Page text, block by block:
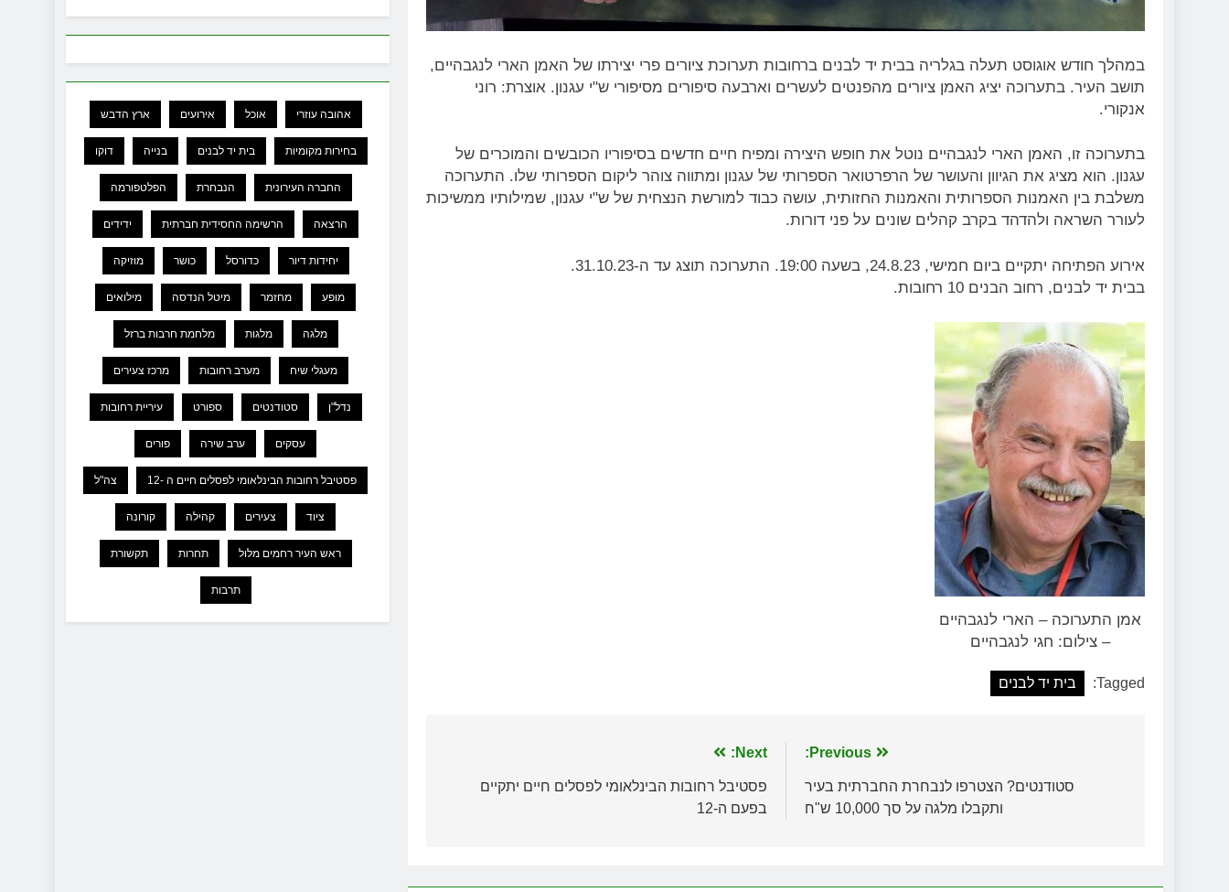
במהלך חודש אוגוסט תעלה בגלריה בבית יד לבנים ברחובות תערוכת ציורים פרי יצירתו של האמן הארי לנגבהיים,
תושב העיר. בתערוכה יציג האמן ציורים מהפנטים לעשרים וארבעה סיפורים מסיפורי ש"י עגנון. אוצרת: רוני
אנקורי.
בתערוכה זו, האמן הארי לנגבהיים נוטל את חופש היצירה ומפיח חיים חדשים בסיפוריו הכובשים והמוכרים של
עגנון. הוא מציג את הגיוון והעושר של הרפרטואר הספרותי של עגנון ומתווה צוהר ליקום הספרותי שלו. התערוכה
משלבת בין האמנות הספרותית והאמנות החזותית, עושה כבוד למורשת הנצחית של ש"י עגנון, שמילותיו ממשיכות
לעורר השראה ולהדהד בקרב קהלים שונים על פני דורות.
אירוע הפתיחה יתקיים ביום חמישי, 24.8.23, בשעה 19:00. התערוכה תוצג עד ה-31.10.23.
בבית יד לבנים, רחוב הבנים 10 רחובות.
אמן התערוכה – הארי לנגבהיים
– צילום: חגי לנגבהיים
Tagged: בית יד לבנים
Previous:
סטודנטים? הצטרפו לנבחרת החברתית בעיר
ותקבלו מלגה על סך 10,000 ש"ח
Next:
פסטיבל רחובות הבינלאומי לפסלים חיים יתקיים
בפעם ה-12
אהובה עוזרי אוכל אירועים ארץ הדבש
בחירות מקומיות בית יד לבנים בנייה דוקו
החברה העירונית הנבחרת הפלטפורמה
הרצאה הרשימה החסידית חברתית ידידים
יחידות דיור כדורסל כושר מוזיקה
מופע מחזמר מיטל הנדסה מילואים
מלגה מלגות מלחמת חרבות ברזל
מעגלי שיח מערב רחובות מרכז צעירים
נדל"ן סטודנטים ספורט עיריית רחובות
עסקים ערב שירה פורים
פסטיבל רחובות הבינלאומי לפסלים חיים ה -12 צה"ל
ציוד צעירים קהילה קורונה
ראש העיר רחמים מלול תחרות תקשורת
תרבות